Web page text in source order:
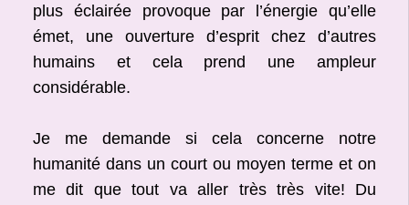
plus éclairée provoque par l’énergie qu’elle
émet, une ouverture d’esprit chez d’autres
humains et cela prend une ampleur
considérable.
Je me demande si cela concerne notre
humanité dans un court ou moyen terme et on
me dit que tout va aller très très vite! Du